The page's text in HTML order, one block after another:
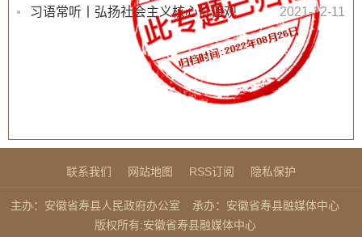
习语常听丨弘扬社会主义核心价值观 2021-12-11
联系我们 网站地图 RSS订阅 隐私保护
主办：安徽省寿县人民政府办公室
承办：安徽省寿县融媒体中心
版权所有:安徽省寿县融媒体中心